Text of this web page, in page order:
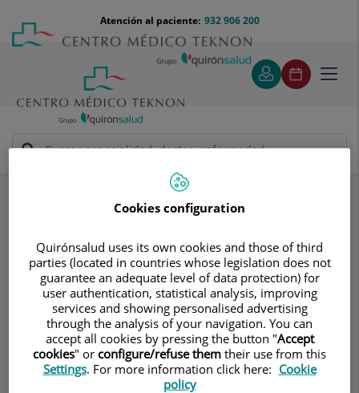
contenido
Menú
teléfono
cabecera
932 906 200
Atención al paciente:
Dr. Jordi Monés Carilla
Dr. Jordi Monés
Carilla
OFTALMOLOGÍA
Cookies configuration
Quirónsalud uses its own cookies and those of third
parties (located in countries whose legislation does not
guarantee an adequate level of data protection) for
user authentication, statistical analysis, improving
services and showing personalised advertising
through the analysis of your navigation. You can
accept all cookies by pressing the button "Accept
cookies" or configure/refuse them their use from this
Settings. For more information click here: Cookie
policy